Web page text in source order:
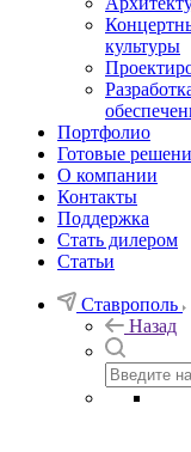
культуры
Портфолио
Готовые
О компании
Контакты
Поддержка
Стать дилером
Статьи
Ставрополь
Назад